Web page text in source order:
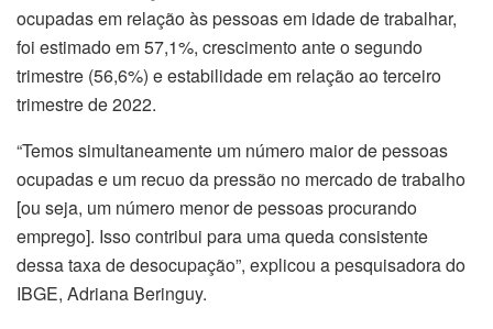
ocupadas em relação às pessoas em idade de trabalhar,
foi estimado em 57,1%, crescimento ante o segundo
trimestre (56,6%) e estabilidade em relação ao terceiro
trimestre de 2022.
“Temos simultaneamente um número maior de pessoas
ocupadas e um recuo da pressão no mercado de trabalho
[ou seja, um número menor de pessoas procurando
emprego]. Isso contribui para uma queda consistente
dessa taxa de desocupação”, explicou a pesquisadora do
IBGE, Adriana Beringuy.